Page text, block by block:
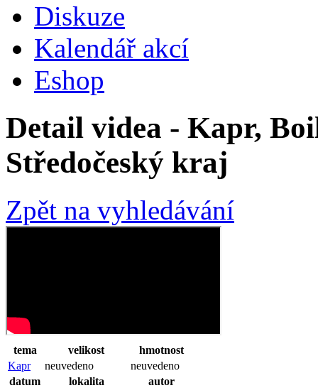
Diskuze
Kalendář akcí
Eshop
Detail videa - Kapr,
Středočeský kraj
Zpět na vyhledávání
tema velikost
hmotnost
Kapr
neuvedeno
neuvedeno
datum
lokalita
autor